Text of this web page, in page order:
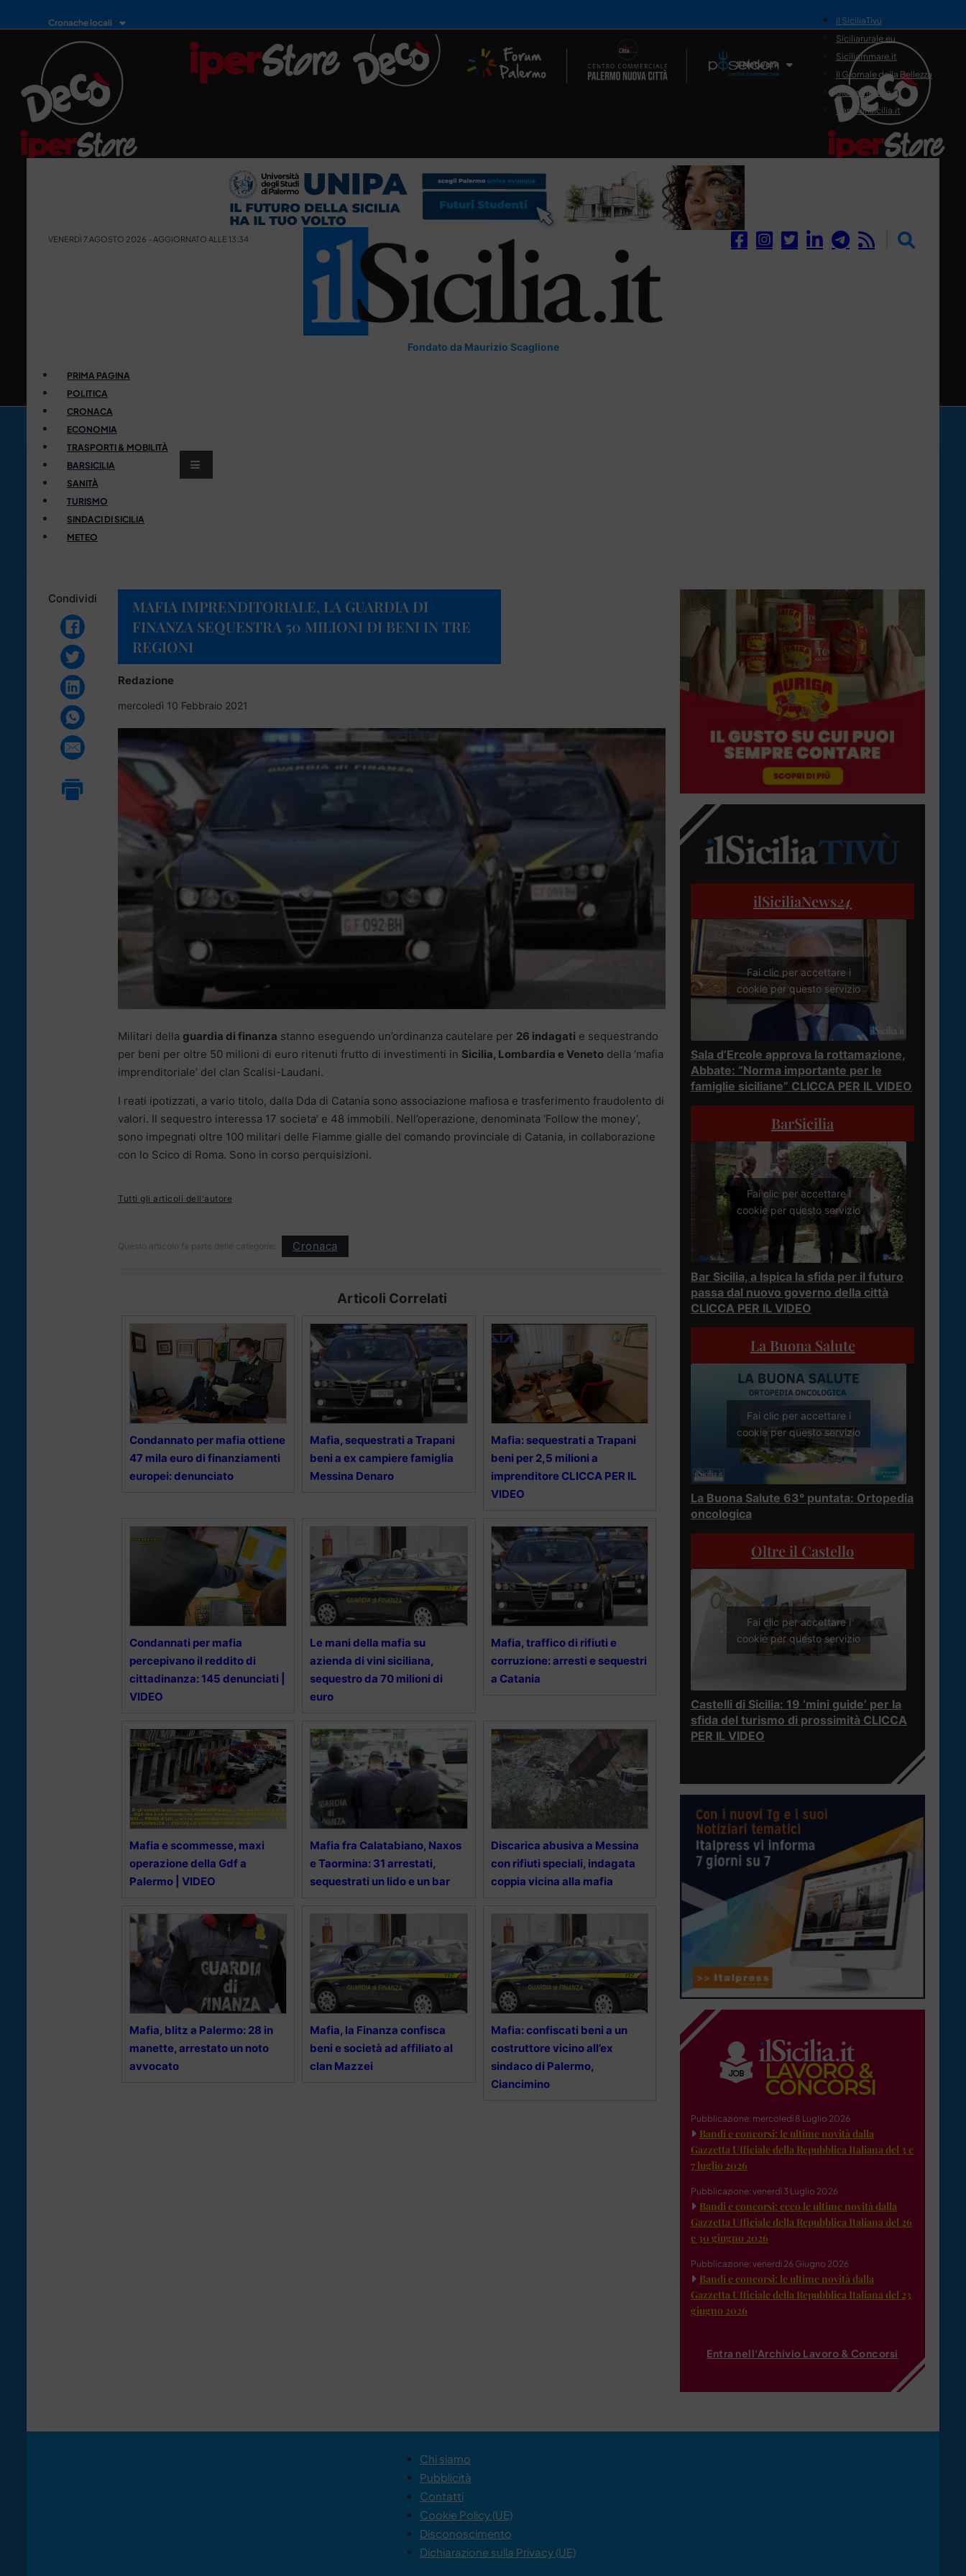
Cronache locali
Il Network
il SiciliaTivù
Siciliarurale.eu
Siciliammare.it
Il Giornale della Bellezza
Siciliamedica.it
Sanitainsicilia.it
VENERDÌ 7 AGOSTO 2026 - AGGIORNATO ALLE 13:34
Fondato da Maurizio Scaglione
PRIMA PAGINA
POLITICA
CRONACA
ECONOMIA
TRASPORTI & MOBILITÀ
BARSICILIA
SANITÀ
TURISMO
SINDACI DI SICILIA
METEO
Condividi
MAFIA IMPRENDITORIALE, LA GUARDIA DI
FINANZA SEQUESTRA 50 MILIONI DI BENI IN TRE
REGIONI
Redazione
mercoledì 10 Febbraio 2021
Militari della guardia di finanza stanno eseguendo un’ordinanza cautelare per 26 indagati e sequestrando
per beni per oltre 50 milioni di euro ritenuti frutto di investimenti in Sicilia, Lombardia e Veneto della ‘mafia
imprenditoriale’ del clan Scalisi-Laudani.
I reati ipotizzati, a vario titolo, dalla Dda di Catania sono associazione mafiosa e trasferimento fraudolento di
valori. Il sequestro interessa 17 societa’ e 48 immobili. Nell’operazione, denominata ‘Follow the money’,
sono impegnati oltre 100 militari delle Fiamme gialle del comando provinciale di Catania, in collaborazione
con lo Scico di Roma. Sono in corso perquisizioni.
Tutti gli articoli dell'autore
Questo articolo fa parte delle categorie: Cronaca
Articoli Correlati
Condannato per mafia ottiene
47 mila euro di finanziamenti
europei: denunciato
Mafia, sequestrati a Trapani
beni a ex campiere famiglia
Messina Denaro
Mafia: sequestrati a Trapani
beni per 2,5 milioni a
imprenditore CLICCA PER IL
VIDEO
Condannati per mafia
percepivano il reddito di
cittadinanza: 145 denunciati |
VIDEO
Le mani della mafia su
azienda di vini siciliana,
sequestro da 70 milioni di
euro
Mafia, traffico di rifiuti e
corruzione: arresti e sequestri
a Catania
Mafia e scommesse, maxi
operazione della Gdf a
Palermo | VIDEO
Mafia fra Calatabiano, Naxos
e Taormina: 31 arrestati,
sequestrati un lido e un bar
Discarica abusiva a Messina
con rifiuti speciali, indagata
coppia vicina alla mafia
Mafia, blitz a Palermo: 28 in
manette, arrestato un noto
avvocato
Mafia, la Finanza confisca
beni e società ad affiliato al
clan Mazzei
Mafia: confiscati beni a un
costruttore vicino all’ex
sindaco di Palermo,
Ciancimino
ilSiciliaNews24
Fai clic per accettare i
cookie per questo servizio
Sala d’Ercole approva la rottamazione,
Abbate: “Norma importante per le
famiglie siciliane” CLICCA PER IL VIDEO
BarSicilia
Fai clic per accettare i
cookie per questo servizio
Bar Sicilia, a Ispica la sfida per il futuro
passa dal nuovo governo della città
CLICCA PER IL VIDEO
La Buona Salute
Fai clic per accettare i
cookie per questo servizio
La Buona Salute 63° puntata: Ortopedia
oncologica
Oltre il Castello
Fai clic per accettare i
cookie per questo servizio
Castelli di Sicilia: 19 ‘mini guide’ per la
sfida del turismo di prossimità CLICCA
PER IL VIDEO
Pubblicazione: mercoledì 8 Luglio 2026
Bandi e concorsi: le ultime novità dalla
Gazzetta Ufficiale della Repubblica Italiana del 3 e
7 luglio 2026
Pubblicazione: venerdì 3 Luglio 2026
Bandi e concorsi: ecco le ultime novità dalla
Gazzetta Ufficiale della Repubblica Italiana del 26
e 30 giugno 2026
Pubblicazione: venerdì 26 Giugno 2026
Bandi e concorsi: le ultime novità dalla
Gazzetta Ufficiale della Repubblica Italiana del 23
giugno 2026
Entra nell'Archivio Lavoro & Concorsi
Chi siamo
Pubblicità
Contatti
Cookie Policy (UE)
Disconoscimento
Dichiarazione sulla Privacy (UE)